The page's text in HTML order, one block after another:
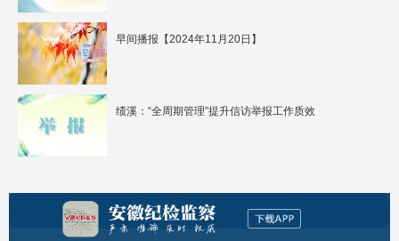
早间播报【2024年11月20日】
绩溪：“全周期管理”提升信访举报工作质效